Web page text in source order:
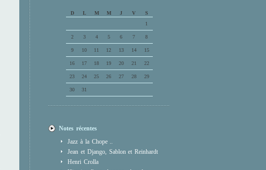
D L M M J V
S
1
2 3 4 5 6 7 8
9 10 11 12 13 14 15
16 17 18 19 20 21 22
23 24 25 26 27 28 29
30 31
Notes récentes
Jazz à la Chope ..
Jean et Django, Sablon et Reinhardt
Henri Crolla